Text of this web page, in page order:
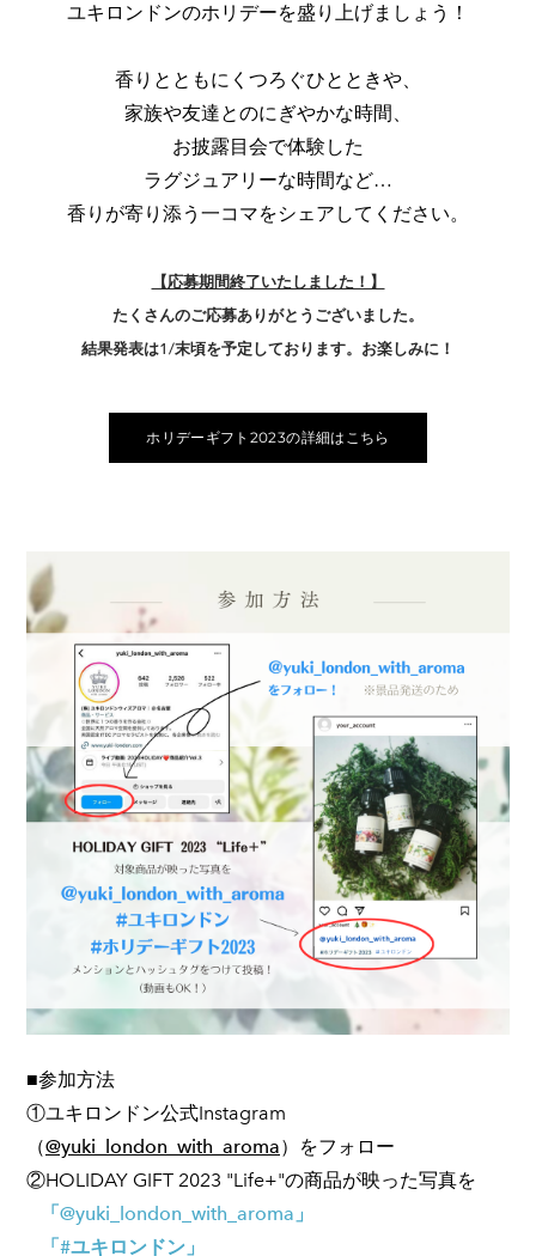
ユキロンドンのホリデーを盛り上げましょう！
香りとともにくつろぐひとときや、
家族や友達とのにぎやかな時間、
お披露目会で体験した
ラグジュアリーな時間など…
香りが寄り添う一コマをシェアしてください。
【応募期間終了いたしました！】
たくさんのご応募ありがとうございました。
結果発表は1/末頃を予定しております。お楽しみに！
ホリデーギフト2023の詳細はこちら
■参加方法
①ユキロンドン公式Instagram
（@yuki_london_with_aroma）をフォロー
②HOLIDAY GIFT 2023 "Life+"の商品が映った写真を
「@yuki_london_with_aroma」
「#ユキロンドン」